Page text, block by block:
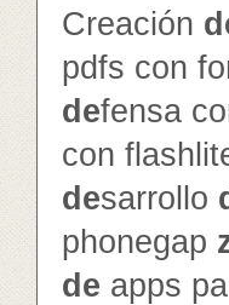
Creación
pdfs con
defensa
con
desarrollo
phonegap
de apps